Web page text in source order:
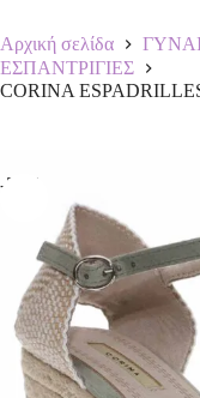
Αρχική σελίδα
ΕΣΠΑΝΤΡΙΓΙΕΣ
CORINA
-50%